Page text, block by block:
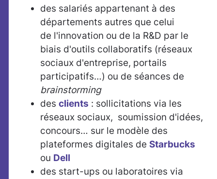
des salariés appartenant à des
départements autres que celui
de l'innovation ou de la R&D par le
biais d'outils collaboratifs (réseaux
sociaux d'entreprise, portails
participatifs…) ou de séances de
brainstorming
des clients : sollicitations via les
réseaux sociaux, soumission d'idées,
concours… sur le modèle des
plateformes digitales de Starbucks
ou Dell
des start-ups ou laboratoires via